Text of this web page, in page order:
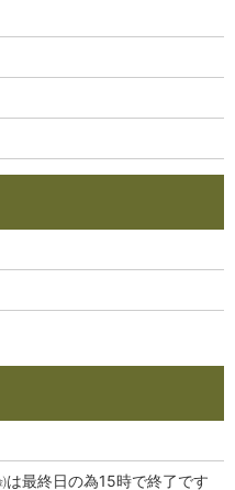
最終日の為15時で終了です